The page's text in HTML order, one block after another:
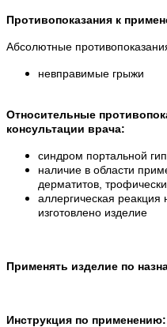
Противопоказания к
Абсолютные
невправимые грыжи
Относительные
консультации врача:
синдром портальной
наличие в области
дерматитов,
аллергическая
изготовлено изделие
Применять изделие по
Инструкция по применению: